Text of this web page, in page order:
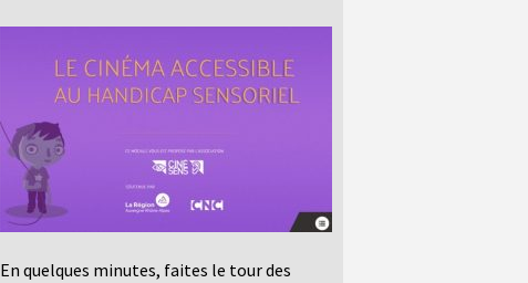
En quelques minutes, faites le tour des